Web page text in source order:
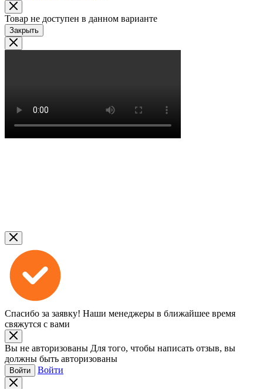
Товар не доступен в данном варианте
Закрыть
Спасибо за заявку! Наши менеджеры в ближайшее время
свяжутся с вами
Вы не авторизованы Для того, чтобы написать отзыв, вы
должны быть авторизованы
Войти Войти